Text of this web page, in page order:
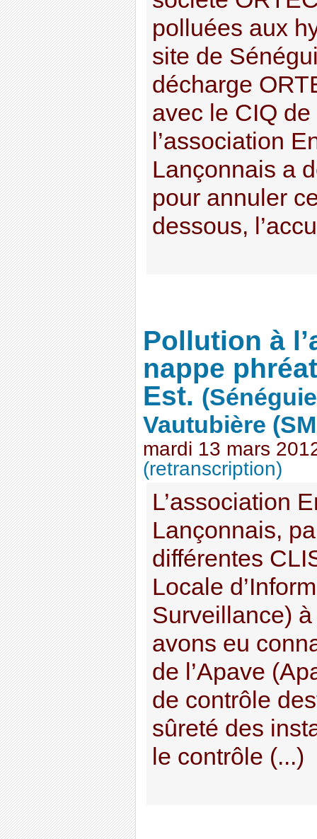
polluées aux
site de
décharge
avec le CIQ
l’association
Lançonnais a
pour annuler
dessous,
Pollution à
nappe
Est.
Vautubière
mardi 13 mars
(retranscription)
L’association
Lançonnais,
différentes
Locale
Surveillance)
avons eu
de l’Apave
de contrôle
sûreté des
le contrôle (...)